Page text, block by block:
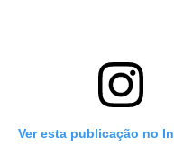
Ver esta publicação no